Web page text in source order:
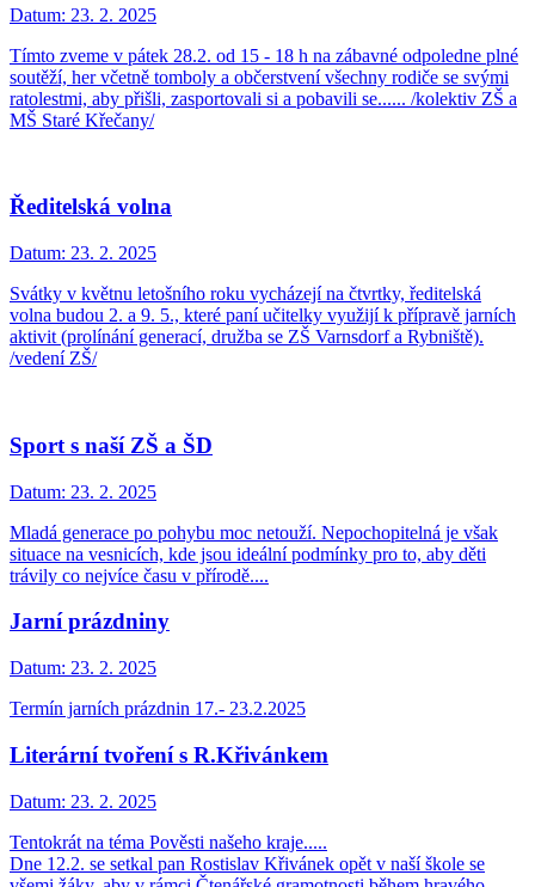
Datum: 23. 2. 2025
Tímto zveme v pátek 28.2. od 15 - 18 h na zábavné odpoledne plné
soutěží, her včetně tomboly a občerstvení všechny rodiče se svými
ratolestmi, aby přišli, zasportovali si a pobavili se...... /kolektiv ZŠ a
MŠ Staré Křečany/
Ředitelská volna
Datum: 23. 2. 2025
Svátky v květnu letošního roku vycházejí na čtvrtky, ředitelská
volna budou 2. a 9. 5., které paní učitelky využijí k přípravě jarních
aktivit (prolínání generací, družba se ZŠ Varnsdorf a Rybniště).
/vedení ZŠ/
Sport s naší ZŠ a ŠD
Datum: 23. 2. 2025
Mladá generace po pohybu moc netouží. Nepochopitelná je však
situace na vesnicích, kde jsou ideální podmínky pro to, aby děti
trávily co nejvíce času v přírodě....
Jarní prázdniny
Datum: 23. 2. 2025
Termín jarních prázdnin 17.- 23.2.2025
Literární tvoření s R.Křivánkem
Datum: 23. 2. 2025
Tentokrát na téma Pověsti našeho kraje.....
Dne 12.2. se setkal pan Rostislav Křivánek opět v naší škole se